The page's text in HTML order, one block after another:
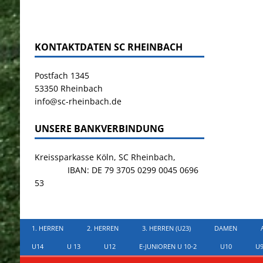
KONTAKTDATEN SC RHEINBACH
Postfach 1345
53350 Rheinbach
info@sc-rheinbach.de
UNSERE BANKVERBINDUNG
Kreissparkasse Köln, SC Rheinbach,
IBAN: DE 79 3705 0299 0045 0696
53
1. HERREN 2. HERREN 3. HERREN (U23) DAMEN
U14 U 13 U12 E-JUNIOREN U 10-2 U10 U9